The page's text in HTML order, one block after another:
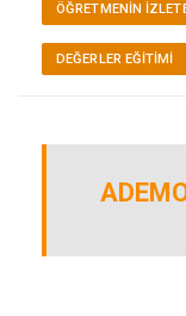
ÖĞRETMENIN
DEĞERLER EĞITIMI